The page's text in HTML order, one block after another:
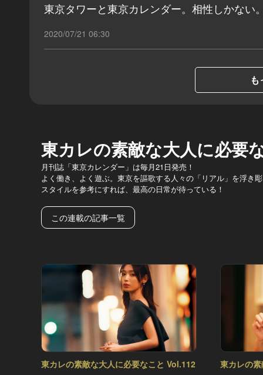
東京タワーと東京カレンダー。相性しかない
2020/07/21 06:30
東カレの素敵な大人に必要
月刊誌「東京カレンダー」は毎月21日発売！
よく働き、よく遊ぶ。東京を謳歌する人々の「リアル」を浮き
スタイルを参考にすれば、最高の日常が待っている！
この連載の記事一覧
東カレの素敵な大人に必要なこと Vol.112 東カレの